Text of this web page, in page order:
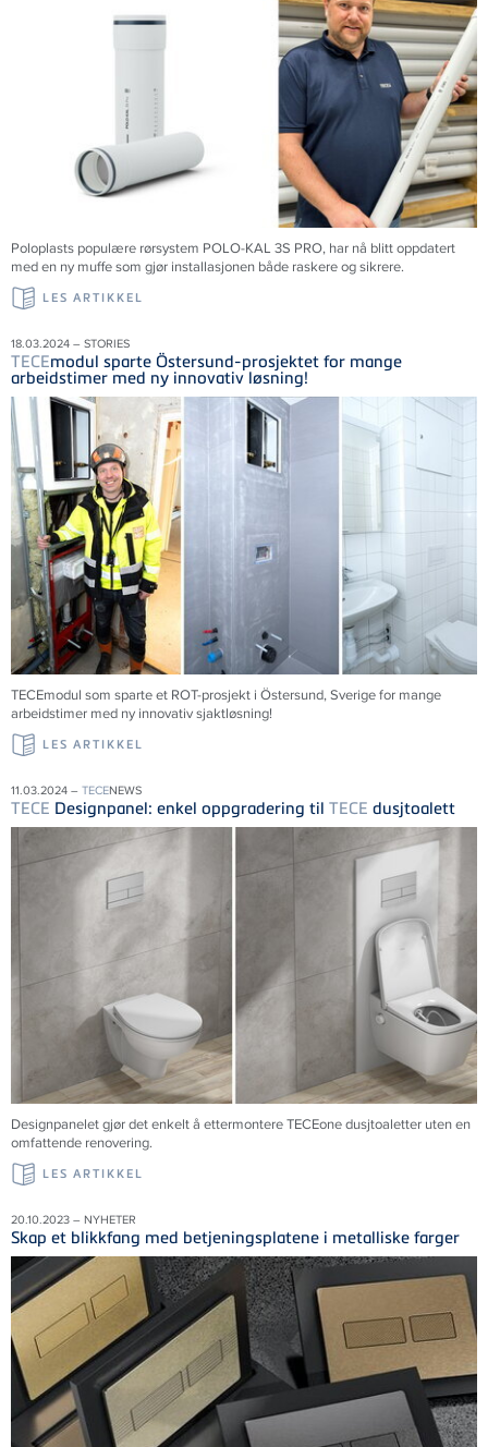
Poloplasts populære rørsystem POLO-KAL 3S PRO, har nå blitt oppdatert
med en ny muffe som gjør installasjonen både raskere og sikrere.
LES ARTIKKEL
18.03.2024 – STORIES
TECEmodul sparte Östersund-prosjektet for mange
arbeidstimer med ny innovativ løsning!
TECEmodul som sparte et ROT-prosjekt i Östersund, Sverige for mange
arbeidstimer med ny innovativ sjaktløsning!
LES ARTIKKEL
11.03.2024 – TECENEWS
TECE Designpanel: enkel oppgradering til TECE dusjtoalett
Designpanelet gjør det enkelt å ettermontere TECEone dusjtoaletter uten en
omfattende renovering.
LES ARTIKKEL
20.10.2023 – NYHETER
Skap et blikkfang med betjeningsplatene i metalliske farger